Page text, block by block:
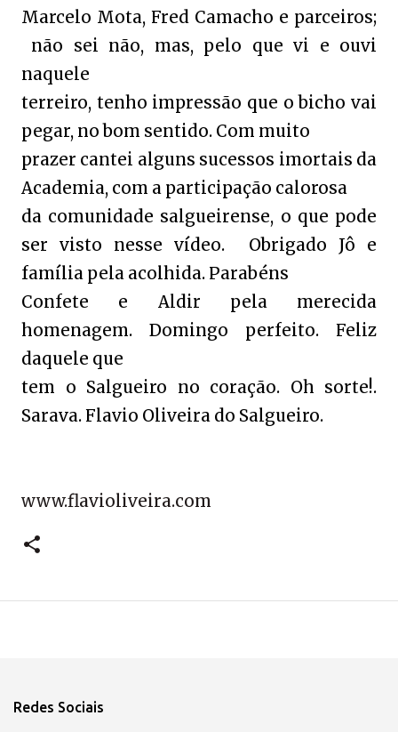
Marcelo Mota, Fred Camacho e parceiros;
não sei não, mas, pelo que vi e ouvi
naquele
terreiro, tenho impressão que o bicho vai
pegar, no bom sentido. Com muito
prazer cantei alguns sucessos imortais da
Academia, com a participação calorosa
da comunidade salgueirense, o que pode
ser visto nesse vídeo. Obrigado Jô e
família pela acolhida. Parabéns
Confete e Aldir pela merecida
homenagem. Domingo perfeito. Feliz
daquele que
tem o Salgueiro no coração. Oh sorte!.
Sarava. Flavio Oliveira do Salgueiro.
www.flavioliveira.com
Redes Sociais